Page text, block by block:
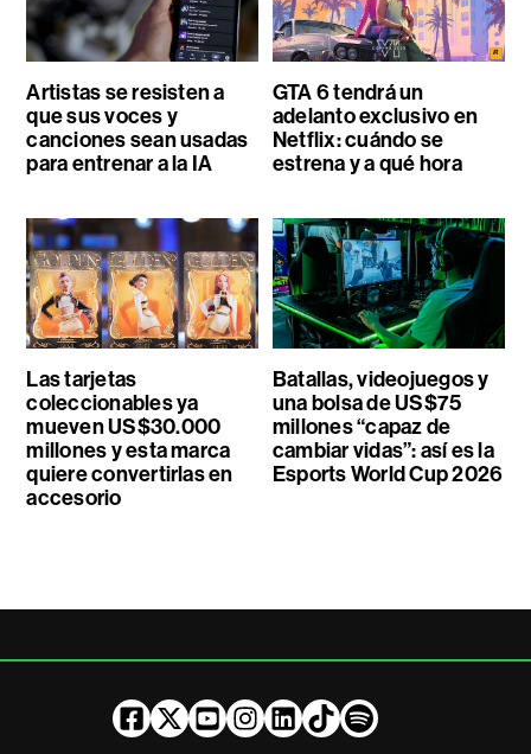
Artistas se resisten a
que sus voces y
canciones sean usadas
para entrenar a la IA
GTA 6 tendrá un
adelanto exclusivo en
Netflix: cuándo se
estrena y a qué hora
Las tarjetas
coleccionables ya
mueven US$30.000
millones y esta marca
quiere convertirlas en
accesorio
Batallas, videojuegos y
una bolsa de US$75
millones “capaz de
cambiar vidas”: así es la
Esports World Cup 2026